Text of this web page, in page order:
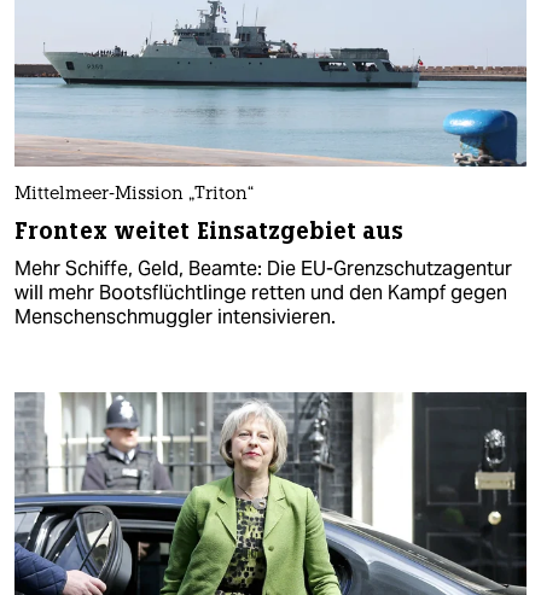
Mittelmeer-Mission „Triton“
Frontex weitet Einsatzgebiet aus
Mehr Schiffe, Geld, Beamte: Die EU-Grenzschutzagentur
will mehr Bootsflüchtlinge retten und den Kampf gegen
Menschenschmuggler intensivieren.